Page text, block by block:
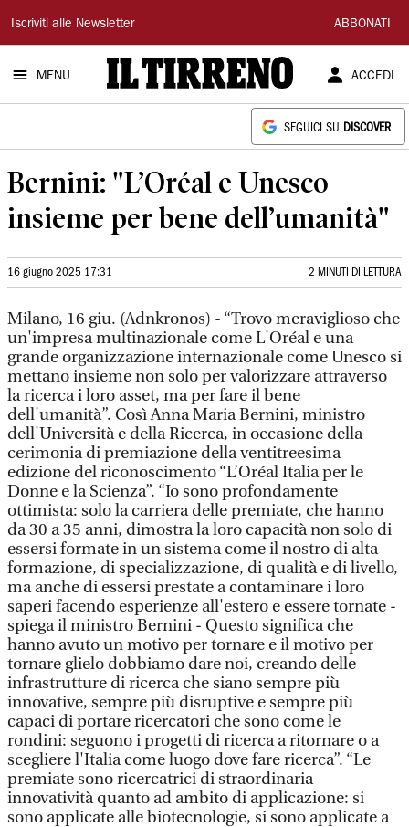
Il
Tirreno
Iscriviti alle Newsletter ABBONATI
MENU ACCEDI
SEGUICI SU DISCOVER
Bernini: "L’Oréal e Unesco
insieme per bene dell’umanità"
16 giugno 2025 17:31 2 MINUTI DI LETTURA
Milano, 16 giu. (Adnkronos) - “Trovo meraviglioso che
un'impresa multinazionale come L'Oréal e una
grande organizzazione internazionale come Unesco si
mettano insieme non solo per valorizzare attraverso
la ricerca i loro asset, ma per fare il bene
dell'umanità”. Così Anna Maria Bernini, ministro
dell'Università e della Ricerca, in occasione della
cerimonia di premiazione della ventitreesima
edizione del riconoscimento “L’Oréal Italia per le
Donne e la Scienza”. “Io sono profondamente
ottimista: solo la carriera delle premiate, che hanno
da 30 a 35 anni, dimostra la loro capacità non solo di
essersi formate in un sistema come il nostro di alta
formazione, di specializzazione, di qualità e di livello,
ma anche di essersi prestate a contaminare i loro
saperi facendo esperienze all'estero e essere tornate -
spiega il ministro Bernini - Questo significa che
hanno avuto un motivo per tornare e il motivo per
tornare glielo dobbiamo dare noi, creando delle
infrastrutture di ricerca che siano sempre più
innovative, sempre più disruptive e sempre più
capaci di portare ricercatori che sono come le
rondini: seguono i progetti di ricerca a ritornare o a
scegliere l'Italia come luogo dove fare ricerca”. “Le
premiate sono ricercatrici di straordinaria
innovatività quanto ad ambito di applicazione: si
sono applicate alle biotecnologie, si sono applicate a